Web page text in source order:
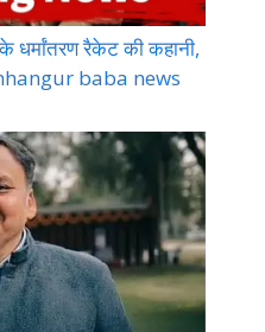
धर्मांतरण रैकेट की कहानी,
baba news